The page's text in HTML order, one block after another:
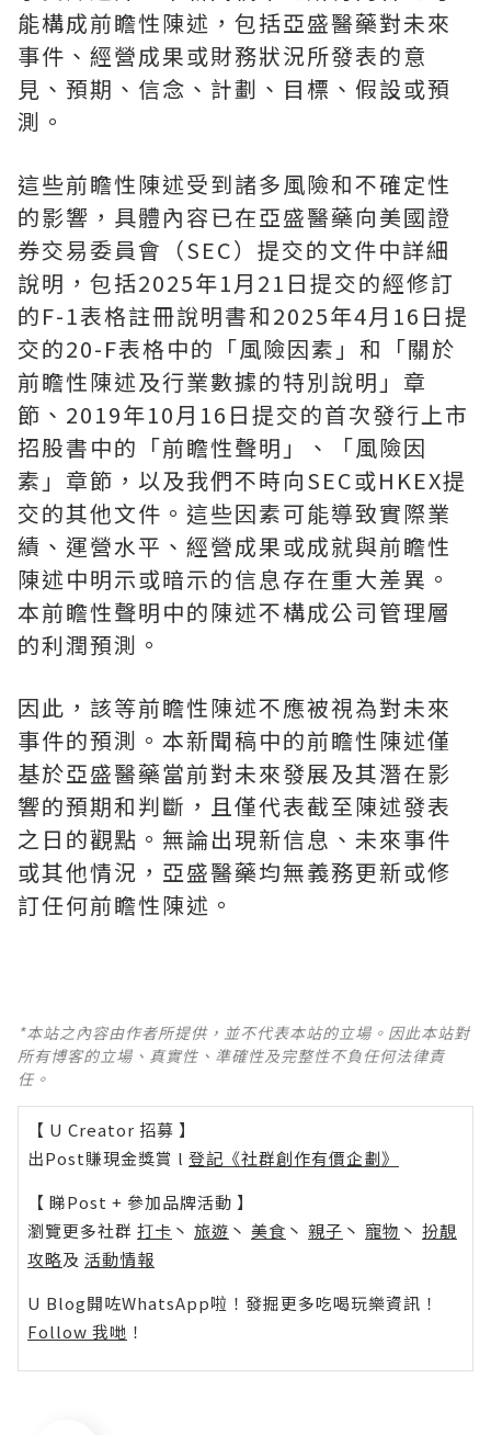
能構成前瞻性陳述，包括亞盛醫藥對未來
事件、經營成果或財務狀況所發表的意
見、預期、信念、計劃、目標、假設或預
測。
這些前瞻性陳述受到諸多風險和不確定性
的影響，具體內容已在亞盛醫藥向美國證
券交易委員會（SEC）提交的文件中詳細
說明，包括2025年1月 21 日提交的經修訂
的F-1表格註冊說明書和2025年4月 16 日提
交的20-F表格中的「風險因素」和「關於
前瞻性陳述及行業數據的特別說明」章
節、 2019年10月 16 日提交的首次發行上市
招股書中的「前瞻性聲明」、「風險因
素」章節，以及我們不時向SEC或HKEX提
交的其他文件。這些因素可能導致實際業
績、運營水平、經營成果或成就與前瞻性
陳述中明示或暗示的信息存在重大差異。
本前瞻性聲明中的陳述不構成公司管理層
的利潤預測。
因此，該等前瞻性陳述不應被視為對未來
事件的預測。本新聞稿中的前瞻性陳述僅
基於亞盛醫藥當前對未來發展及其潛在影
響的預期和判斷，且僅代表截至陳述發表
之日的觀點。無論出現新信息、未來事件
或其他情況，亞盛醫藥均無義務更新或修
訂任何前瞻性陳述。
*本站之內容由作者所提供，並不代表本站的立場。因此本站對
所有博客的立場、真實性、準確性及完整性不負任何法律責
任。
【 U Creator 招募 】
出Post賺現金獎賞 l 登記《社群創作有價企劃》
【 睇Post + 參加品牌活動 】
瀏覽更多社群 打卡 丶 旅遊 丶 美食 丶 親子 丶 寵物 丶 扮靚
攻略及 活動情報
U Blog開咗WhatsApp啦！發掘更多吃喝玩樂資訊！
Follow 我哋 ！